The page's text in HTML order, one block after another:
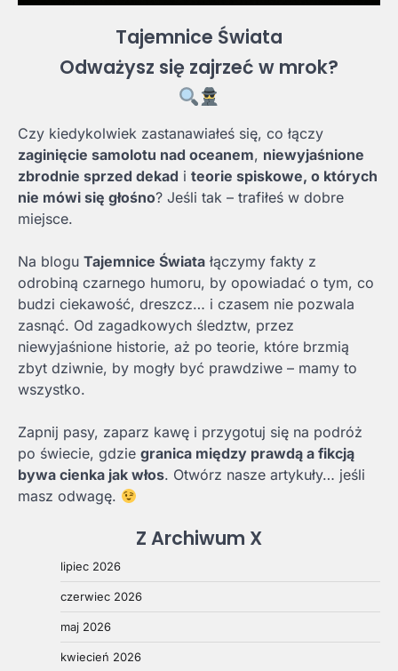
Tajemnice Świata
Odważysz się zajrzeć w mrok?
Czy kiedykolwiek zastanawiałeś się, co łączy
zaginięcie samolotu nad oceanem, niewyjaśnione
zbrodnie sprzed dekad i teorie spiskowe, o których
nie mówi się głośno? Jeśli tak – trafiłeś w dobre
miejsce.
Na blogu Tajemnice Świata łączymy fakty z
odrobiną czarnego humoru, by opowiadać o tym, co
budzi ciekawość, dreszcz… i czasem nie pozwala
zasnąć. Od zagadkowych śledztw, przez
niewyjaśnione historie, aż po teorie, które brzmią
zbyt dziwnie, by mogły być prawdziwe – mamy to
wszystko.
Zapnij pasy, zaparz kawę i przygotuj się na podróż
po świecie, gdzie granica między prawdą a fikcją
bywa cienka jak włos. Otwórz nasze artykuły… jeśli
masz odwagę.
Z Archiwum X
lipiec 2026
czerwiec 2026
maj 2026
kwiecień 2026